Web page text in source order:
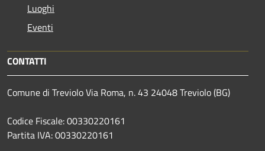
Luoghi
Eventi
CONTATTI
Comune di Treviolo Via Roma, n. 43 24048 Treviolo (BG)
Codice Fiscale: 00330220161
Partita IVA: 00330220161